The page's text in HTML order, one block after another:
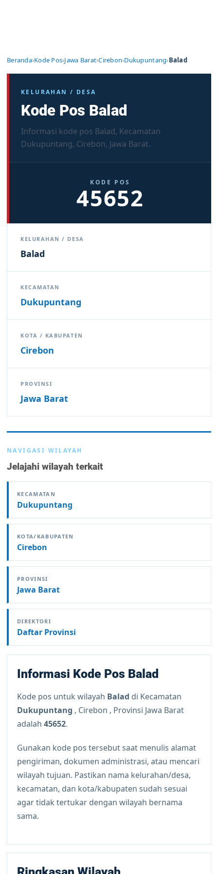
Beranda›Kode Pos›Jawa Barat›Cirebon›Dukupuntang›Balad
KELURAHAN / DESA
Kode Pos Balad
Informasi kode pos Balad, Kecamatan
Dukupuntang, Cirebon, Jawa Barat.
KODE POS
45652
KELURAHAN / DESA
Balad
KECAMATAN
Dukupuntang
KOTA / KABUPATEN
Cirebon
PROVINSI
Jawa Barat
NAVIGASI WILAYAH
Jelajahi wilayah terkait
KECAMATAN
Dukupuntang
KOTA/KABUPATEN
Cirebon
PROVINSI
Jawa Barat
DIREKTORI
Daftar Provinsi
Informasi Kode Pos Balad
Kode pos untuk wilayah Balad di Kecamatan
Dukupuntang , Cirebon , Provinsi Jawa Barat
adalah 45652.
Gunakan kode pos tersebut saat menulis alamat
pengiriman, dokumen administrasi, atau mencari
wilayah tujuan. Pastikan nama kelurahan/desa,
kecamatan, dan kota/kabupaten sudah sesuai
agar tidak tertukar dengan wilayah bernama
sama.